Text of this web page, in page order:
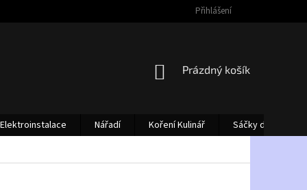
Přihlášení
NÁKUPNÍ
Prázdný košík
Elektroinstalace Nářadí Koření Kulinář
Sáčky do